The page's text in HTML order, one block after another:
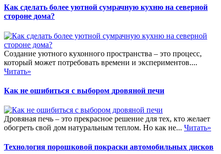
Как сделать более уютной сумрачную кухню на северной
стороне дома?
Создание уютного кухонного пространства – это процесс,
который может потребовать времени и экспериментов....
Читать»
Как не ошибиться с выбором дровяной печи
Дровяная печь – это прекрасное решение для тех, кто желает
обогреть свой дом натуральным теплом. Но как не... Читать»
Технология порошковой покраски автомобильных дисков